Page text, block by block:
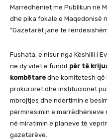
Marrëdhëniet me Publikun në
dhe pika fokale e Maqedonisë
“Gazetarët janë të
Fushata, e nisur nga Këshilli i
në dy vitet e fundit për të
kombëtare dhe komitetesh
prokurorët dhe institucionet
mbrojtjes dhe ndërtimin e
përmirësimin e marrëdhënieve
në miratimin e planeve të
gazetarëve.